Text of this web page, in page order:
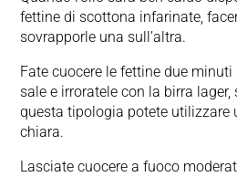
fettine di scottona infarinate,
sovrapporle una sull’altra.
Fate cuocere le fettine due minuti
sale e irroratele con la birra
questa tipologia potete utilizzare
chiara.
Lasciate cuocere a fuoco